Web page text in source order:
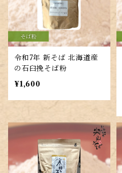
令和7年 新そば 北海道産
の石臼挽そば粉
¥1,600